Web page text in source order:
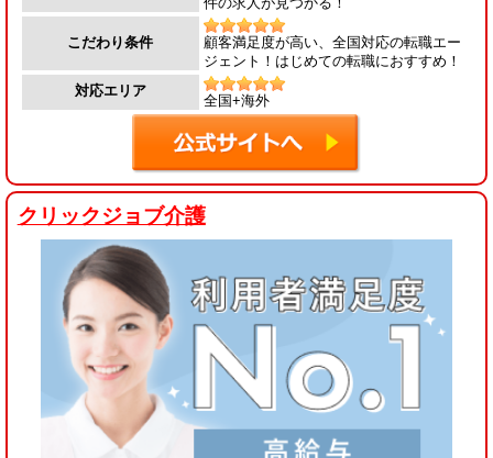
件の求人が見つかる！
こだわり条件
顧客満足度が高い、全国対応の転職エー
ジェント！はじめての転職におすすめ！
対応エリア
全国+海外
クリックジョブ介護